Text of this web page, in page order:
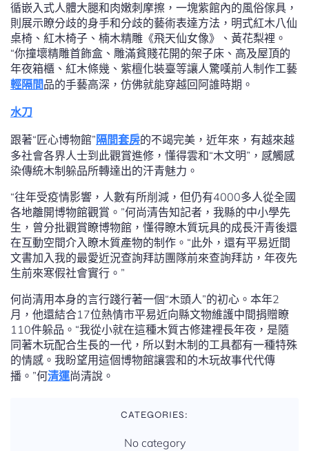
循嵌入式人體大腿和肉嫩刺摩擦，一塊紫館內的風俗傢具，
則展示瞭分歧的身手和分歧的藝術表達方法，明式紅木八仙
桌椅、紅木椅子、楠木精雕《飛天仙女像》、黃花梨裡。
“你撞壞精雕首飾盒、雕滿貧賤花開的架子床、高及屋頂的
年夜箱櫃、紅木條幾、紫檀化裝臺等讓人驚嘆前人制作工藝
輕隔間品的手藝高深，仿佛就能穿越回阿誰時期。
水刀
跟著“匠心博物館” 隔間套房的不竭完美，近年來，有越來越
多社會各界人士到此觀賞進修，懂得雲和“木文明”，感觸感
染傳統木制躲品所轉達出的汗青魅力。
“往年受疫情影響，人數有所削減，但仍有4000多人從全國
各地離開博物館觀賞。”何尚清告知記者，我縣的中小學先
生，曾分批觀賞瞭博物館，懂得瞭木質玩具的成長汗青後還
在互動空間介入瞭木質產物的制作。“此外，還有平易近間
文書加入我的最愛近況查詢拜訪團隊前來查詢拜訪，年夜先
生前來寒假社會實行。”
何尚清用本身的言行踐行著一個“木頭人”的初心。本年2
月，他還結合17位熱情市平易近向縣文物維護中間捐贈瞭
110件躲品。“我從小就在這種木質古修建裡長年夜，是隨
同著木玩配合生長的一代，所以對木制的工具都有一種特殊
的情感。我盼望用這個博物館讓雲和的木玩故事代代傳
播。”何清運尚清說。
CATEGORIES:
No category